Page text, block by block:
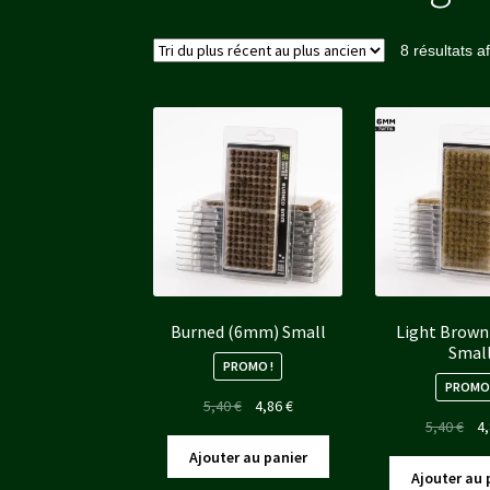
8 résultats
Burned (6mm) Small
PROMO !
5,40€
Le
initial
était :
4,86€Le
actuel
est :
Ajouter au panier
Light
Small
5,40€
Le
Ajouter au